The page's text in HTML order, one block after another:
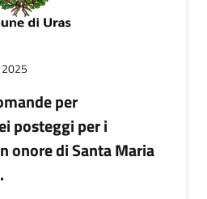
2025
per
posteggi per i
onore di Santa Maria